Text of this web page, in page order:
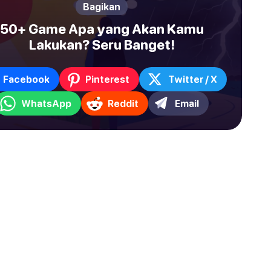
Bagikan
50+ Game Apa yang Akan Kamu
Lakukan? Seru Banget!
Facebook Pinterest Twitter / X
WhatsApp Reddit Email